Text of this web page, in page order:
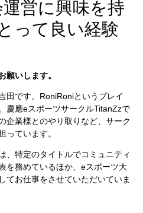
営に興味を持
って良い経験
いします。
田です。RoniRoniというプレイ
慶應eスポーツサークルTitanZzで
企業様とのやり取りなど、サーク
っています。
、特定のタイトルでコミュニティ
を務めているほか、eスポーツ大
てお仕事をさせていただいていま